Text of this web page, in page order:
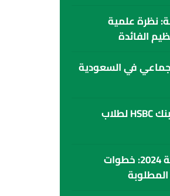
نظرة علمية
الفائدة
في السعودية
التدريب الصيفي في بنك HSBC لطلاب
تدريب بنك مصر للطلبة 2024: خطوات